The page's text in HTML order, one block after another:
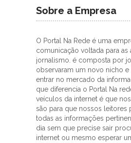
Sobre a Empresa
O Portal Na Rede é uma
comunicação voltada para as
jornalismo. é composta por
observaram um novo nicho e
entrar no mercado da
que diferencia o Portal Na
veículos da internet é que
são para que nossos leitores
todas as informações
dia sem que precise sair
internet ou mesmo esperar